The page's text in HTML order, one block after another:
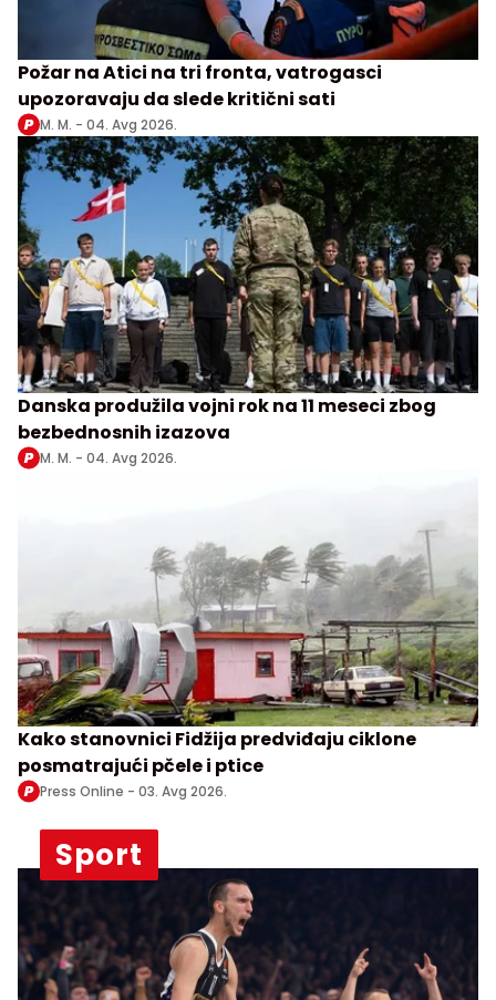
Požar na Atici na tri fronta, vatrogasci
upozoravaju da slede kritični sati
M. M. - 04. Avg 2026.
Danska produžila vojni rok na 11 meseci zbog
bezbednosnih izazova
M. M. - 04. Avg 2026.
Kako stanovnici Fidžija predviđaju ciklone
posmatrajući pčele i ptice
Press Online - 03. Avg 2026.
Sport